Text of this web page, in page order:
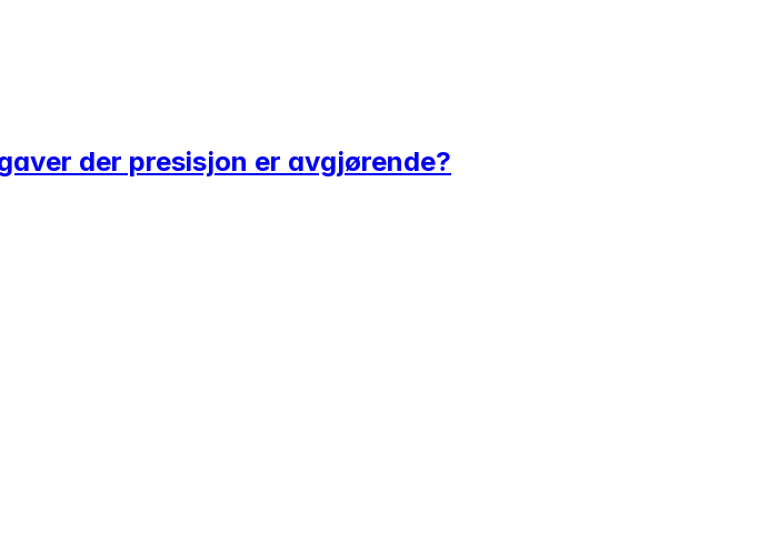
der presisjon er avgjørende?